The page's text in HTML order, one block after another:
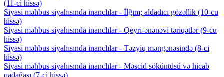
(11-ci hissə)
Siyasi məhbus siyahısında inanclılar - İlğım; aldadıcı gözəllik (10-cu
hissə)
Siyasi məhbus siyahısında inanclılar - Qeyri-ənənəvi təriqətlər (9-cu
hissə)
Siyasi məhbus siyahısında inanclılar - Təzyiq məngənəsində (8-ci
hissə)
Siyasi məhbus siyahısında inanclılar - Məscid söküntüsü və hicab